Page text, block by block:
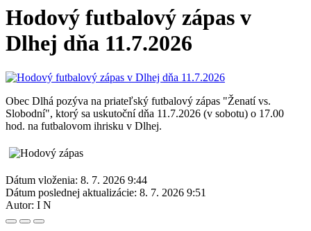
Hodový futbalový zápas v
Dlhej dňa 11.7.2026
Obec Dlhá pozýva na priateľský futbalový zápas "Ženatí vs.
Slobodní", ktorý sa uskutoční dňa 11.7.2026 (v sobotu) o 17.00
hod. na futbalovom ihrisku v Dlhej.
Dátum vloženia: 8. 7. 2026 9:44
Dátum poslednej aktualizácie: 8. 7. 2026 9:51
Autor: I N